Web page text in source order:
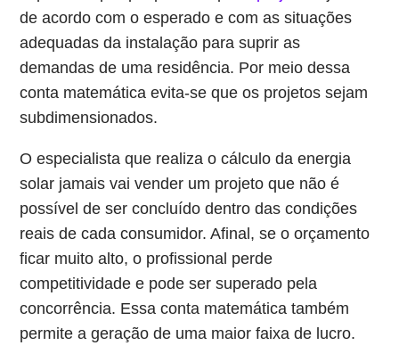
de acordo com o esperado e com as situações
adequadas da instalação para suprir as
demandas de uma residência. Por meio dessa
conta matemática evita-se que os projetos sejam
subdimensionados.
O especialista que realiza o cálculo da energia
solar jamais vai vender um projeto que não é
possível de ser concluído dentro das condições
reais de cada consumidor. Afinal, se o orçamento
ficar muito alto, o profissional perde
competitividade e pode ser superado pela
concorrência. Essa conta matemática também
permite a geração de uma maior faixa de lucro.